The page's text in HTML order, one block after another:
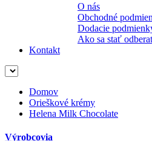
O nás
Obchodné
Dodacie
Ako sa stať
Kontakt
Domov
Orieškové krémy
Helena Milk Chocolate
Výrobcovia